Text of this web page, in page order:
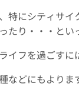
特にシティサ
たり・・・とい
イフを過ごす
などにもより